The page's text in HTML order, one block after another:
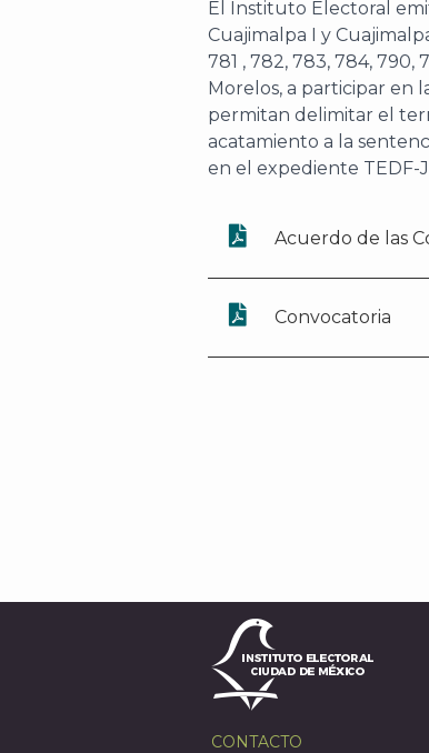
El Instituto Electoral
Cuajimalpa I y
781 , 782, 783, 784, 790,
Morelos, a participar en
permitan delimitar el
acatamiento a la
en el expediente TEDF-
Acuerdo de las
Convocatoria
CONTACTO